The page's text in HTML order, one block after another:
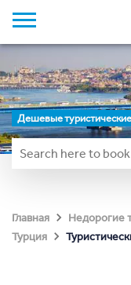
Дешевые
Главная Недорогие
Турция